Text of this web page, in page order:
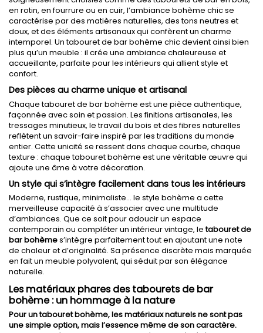
en rotin, en fourrure ou en cuir, l’ambiance bohème chic se
caractérise par des matières naturelles, des tons neutres et
doux, et des éléments artisanaux qui confèrent un charme
intemporel. Un tabouret de bar bohème chic devient ainsi bien
plus qu’un meuble : il crée une ambiance chaleureuse et
accueillante, parfaite pour les intérieurs qui allient style et
confort.
Des pièces au charme unique et artisanal
Chaque tabouret de bar bohème est une pièce authentique,
façonnée avec soin et passion. Les finitions artisanales, les
tressages minutieux, le travail du bois et des fibres naturelles
reflètent un savoir-faire inspiré par les traditions du monde
entier. Cette unicité se ressent dans chaque courbe, chaque
texture : chaque tabouret bohème est une véritable œuvre qui
ajoute une âme à votre décoration.
Un style qui s’intègre facilement dans tous les intérieurs
Moderne, rustique, minimaliste… le style bohème a cette
merveilleuse capacité à s’associer avec une multitude
d’ambiances. Que ce soit pour adoucir un espace
contemporain ou compléter un intérieur vintage, letabouret de
bar bohèmes’intègre parfaitement tout en ajoutant une note
de chaleur et d’originalité. Sa présence discrète mais marquée
en fait un meuble polyvalent, qui séduit par son élégance
naturelle.
Les matériaux phares des tabourets de bar
bohème : un hommage à la nature
Pour un tabouret bohème, les matériaux naturels ne sont pas
une simple option, mais l’essence même de son caractère.